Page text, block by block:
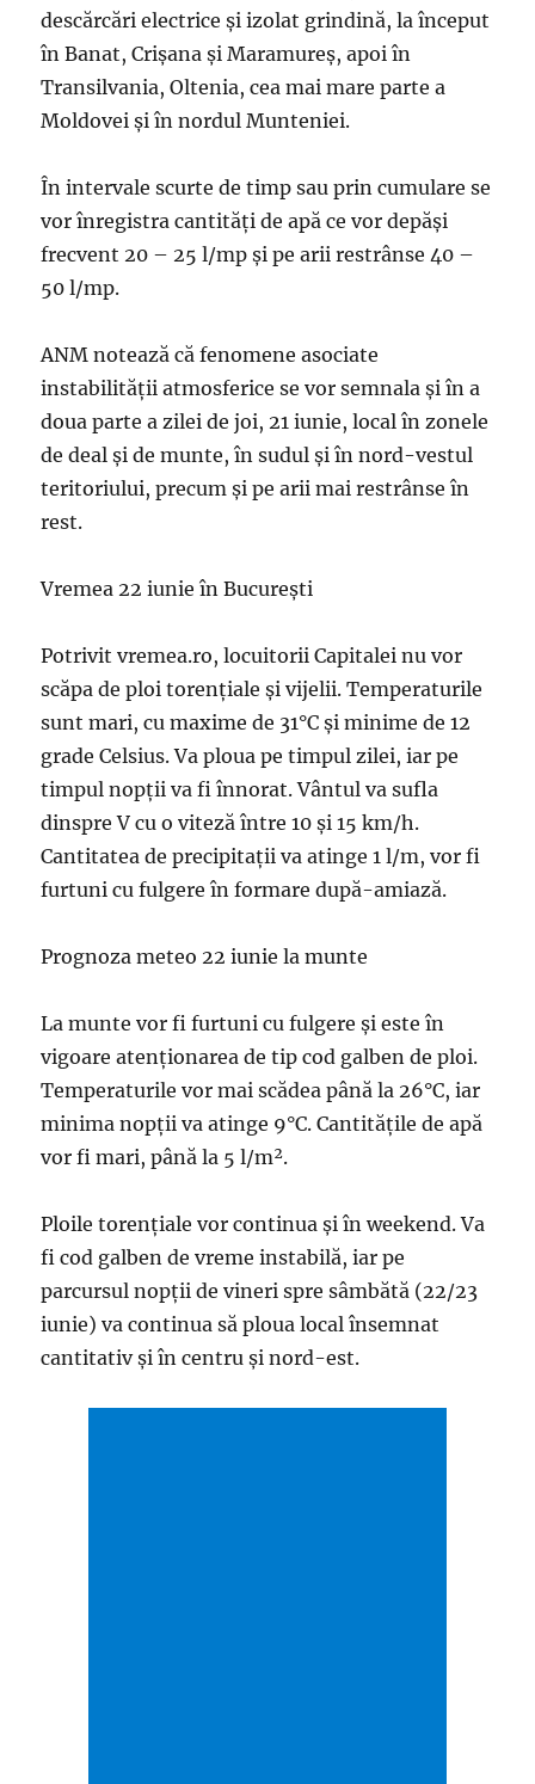
descărcări electrice şi izolat grindină, la început
în Banat, Crişana şi Maramureş, apoi în
Transilvania, Oltenia, cea mai mare parte a
Moldovei şi în nordul Munteniei.
În intervale scurte de timp sau prin cumulare se
vor înregistra cantităţi de apă ce vor depăşi
frecvent 20 – 25 l/mp şi pe arii restrânse 40 –
50 l/mp.
ANM notează că fenomene asociate
instabilităţii atmosferice se vor semnala şi în a
doua parte a zilei de joi, 21 iunie, local în zonele
de deal şi de munte, în sudul şi în nord-vestul
teritoriului, precum şi pe arii mai restrânse în
rest.
Vremea 22 iunie în București
Potrivit vremea.ro, locuitorii Capitalei nu vor
scăpa de ploi torențiale și vijelii. Temperaturile
sunt mari, cu maxime de 31°C și minime de 12
grade Celsius. Va ploua pe timpul zilei, iar pe
timpul nopții va fi înnorat. Vântul va sufla
dinspre V cu o viteză între 10 şi 15 km/h.
Cantitatea de precipitații va atinge 1 l/m, vor fi
furtuni cu fulgere în formare după-amiază.
Prognoza meteo 22 iunie la munte
La munte vor fi furtuni cu fulgere și este în
vigoare atenționarea de tip cod galben de ploi.
Temperaturile vor mai scădea până la 26°C, iar
minima nopții va atinge 9°C. Cantitățile de apă
vor fi mari, până la 5 l/m².
Ploile torențiale vor continua și în weekend. Va
fi cod galben de vreme instabilă, iar pe
parcursul nopţii de vineri spre sâmbătă (22/23
iunie) va continua să ploua local însemnat
cantitativ şi în centru şi nord-est.